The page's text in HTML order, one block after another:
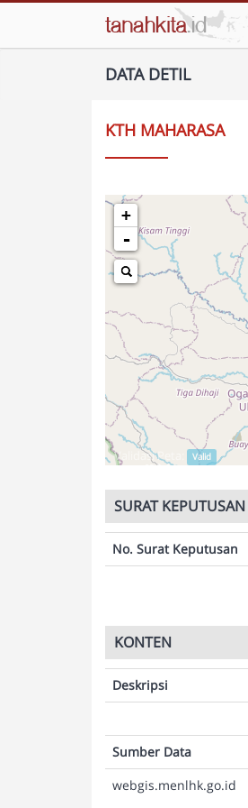
DATA DETIL
KTH MAHARASA
+
-
Validasi Peta: Valid
SURAT KEPUTUSAN
No. Surat Keputusan
KONTEN
Deskripsi
Sumber Data
webgis.menlhk.go.id